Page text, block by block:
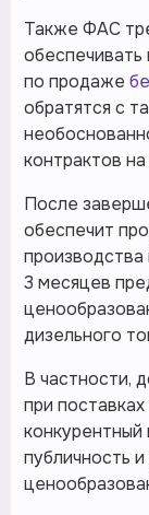
Также ФАС
обеспечивать
по продаже
обратятся с
контрактов
После
обеспечит
3 месяцев
дизельного
В частности,
при
конкурентный
публичность